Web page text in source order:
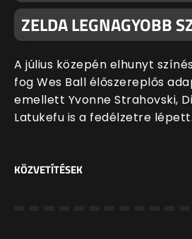
ZELDA LEGNAGYOBB
A július közepén elhunyt
fog Wes Ball élőszereplős
emellett Yvonne Strahovski,
Latukefu is a fedélzetre lépett.
KÖZVETÍTÉSEK